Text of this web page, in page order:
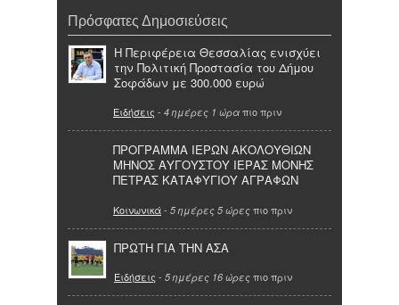
Πρόσφατες Δημοσιεύσεις
Η Περιφέρεια Θεσσαλίας ενισχύει
την Πολιτική Προστασία του Δήμου
Σοφάδων με 300.000 ευρώ
Ειδήσεις - 4 ημέρες 1 ώρα πιο πριν
ΠΡΟΓΡΑΜΜΑ ΙΕΡΩΝ ΑΚΟΛΟΥΘΙΩΝ
ΜΗΝΟΣ ΑΥΓΟΥΣΤΟΥ ΙΕΡΑΣ ΜΟΝΗΣ
ΠΕΤΡΑΣ ΚΑΤΑΦΥΓΙΟΥ ΑΓΡΑΦΩΝ
Κοινωνικά- 5 ημέρες 5 ώρες πιο πριν
ΠΡΩΤΗ ΓΙΑ ΤΗΝ ΑΣΑ
Ειδήσεις - 5 ημέρες 16 ώρες πιο πριν